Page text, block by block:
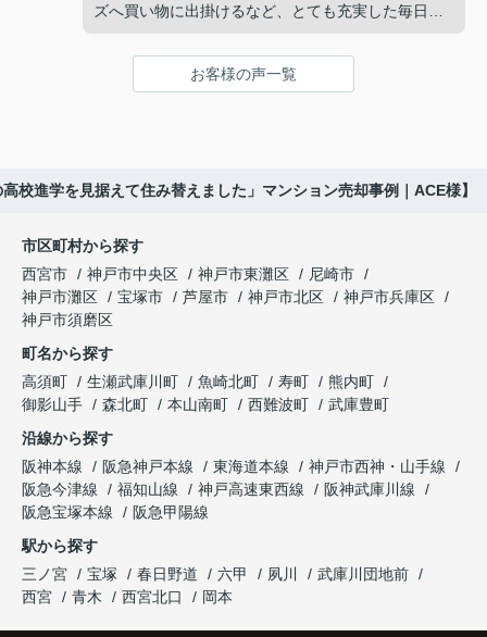
ガーデンズ、医療機関や買い物施設など、将来も安
した。
趣味を楽しむ時間が増えました。
これからの暮らしを前向きに考えられるようにな
り、住み替えを決断して本当に良かったと思ってい
ます。
インフィニティエステートさんへ相談すると、収益
投資家向けの販売方法をご提案いただきました。
「立地も良く、長期保有したい物件です。」
と話され、このビルを大切に運営してくださること
になりました。
長年守ってきた資産を安心して引き継ぐことがで
き、家族全員が納得できる売却となりました。
ズへ買い物に出掛けるなど、とても充実した毎日を
年月が経ち、子どもが高校進学を意識する年齢にな
「レ・ジェイド西宮北口」の査定だけでなく、新居
購入とのタイミングや資金計画についても丁寧に説
明してくださいました。
販売活動では、西宮北口駅へのアクセス、阪急西宮
ガーデンズ、教育施設、商業施設など、このエリア
した。
購入されたご家族は、
と大変喜ばれ、この住まいを選ばれました。
住み替え後は家族それぞれの通勤・通学時間が短く
お客様の声一覧
校進学を見据えて住み替えました」マンション売却事例｜ACE様】
市区町村から探す
西宮市
神戸市中央区 神戸市東灘区
尼崎市
神戸市灘区
宝塚市 芦屋市 神戸市北区
神戸市兵庫区
神戸市須磨区
町名から探す
高須町
生瀬武庫川町 魚崎北町 寿町
熊内町
御影山手
森北町 本山南町 西難波町
武庫豊町
沿線から探す
阪神本線
阪急神戸本線 東海道本線
神戸市西神・山手線
阪急今津線
福知山線 神戸高速東西線
阪神武庫川線
阪急宝塚本線
阪急甲陽線
駅から探す
三ノ宮
宝塚 春日野道 六甲 夙川
武庫川団地前
西宮
青木 西宮北口 岡本